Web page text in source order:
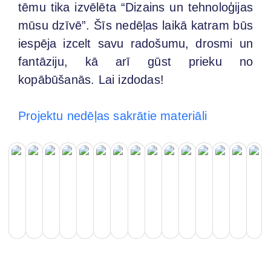
tēmu tika izvēlēta “Dizains un tehnoloģijas
mūsu dzīvē”. Šīs nedēļas laikā katram būs
iespēja izcelt savu radošumu, drosmi un
fantāziju, kā arī gūst prieku no
kopābūšanās. Lai izdodas!
Projektu nedēļas sakrātie materiāli